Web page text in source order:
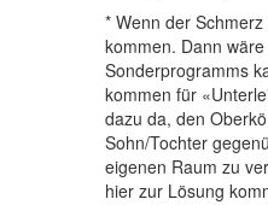
* Wenn der
kommen. Dann
Sonderprogramms
kommen für
dazu da, den
Sohn/Tochter
eigenen Raum zu
hier zur Lösung